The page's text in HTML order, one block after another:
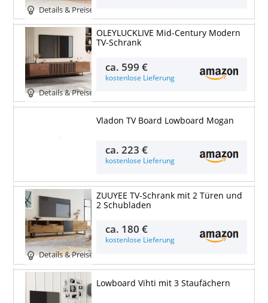
Details & Preise
Details & Preise
OLEYLUCKLIVE Mid-Century Modern
TV-Schrank
ca. 599 €
kostenlose Lieferung
Vladon TV Board Lowboard Mogan
ca.223 €
kostenlose Lieferung
Details & Preise
ZUUYEE TV-Schrank mit 2 Türen und
2 Schubladen
ca. 180 €
kostenlose Lieferung
Lowboard Vihti mit 3 Staufächern